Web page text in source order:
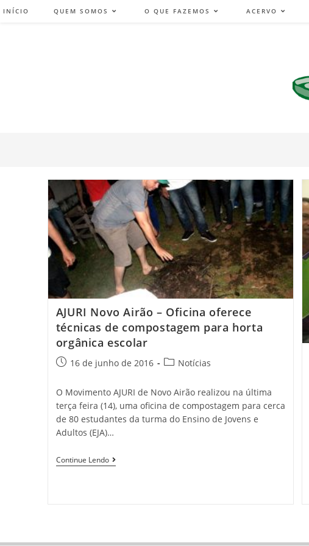
INÍCIO QUEM SOMOS O QUE FAZEMOS ACERVO
AJURI Novo Airão – Oficina oferece
técnicas de compostagem para horta
orgânica escolar
16 de junho de 2016 Notícias
O Movimento AJURI de Novo Airão realizou na última
terça feira (14), uma oficina de compostagem para cerca
de 80 estudantes da turma do Ensino de Jovens e
Adultos (EJA)…
Continue Lendo